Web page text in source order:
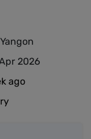
2026
ago